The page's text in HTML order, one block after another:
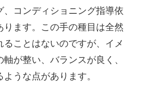
、コンディショニング指導依
ります。この手の種目は全然
ことはないのですが、イメ
が整い、バランスが良く、
うな点があります。